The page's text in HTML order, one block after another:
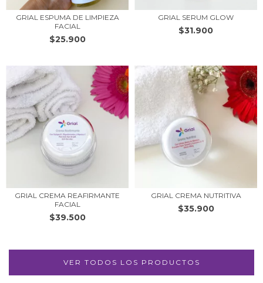
GRIAL ESPUMA DE LIMPIEZA
FACIAL
$25.900
GRIAL SERUM GLOW
$31.900
GRIAL CREMA REAFIRMANTE
FACIAL
$39.500
GRIAL CREMA NUTRITIVA
$35.900
VER TODOS LOS PRODUCTOS